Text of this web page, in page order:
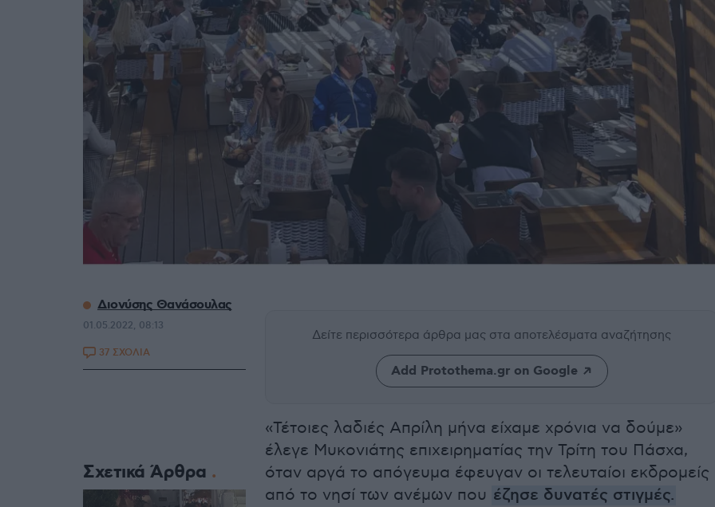
Δείτε περισσότερα άρθρα μας στα αποτελέσματα αναζήτησης
Add Protothema.gr on Google
«Τέτοιες λαδιές Απρίλη μήνα είχαμε χρόνια να δούμε»
έλεγε Μυκονιάτης επιχειρηματίας την Τρίτη του Πάσχα,
όταν αργά το απόγευμα έφευγαν οι τελευταίοι εκδρομείς
από το νησί των ανέμων που έζησε δυνατές στιγμές.
Διονύσης Θανάσουλας
01.05.2022, 08:13
37 ΣΧΟΛΙΑ
Σχετικά Άρθρα